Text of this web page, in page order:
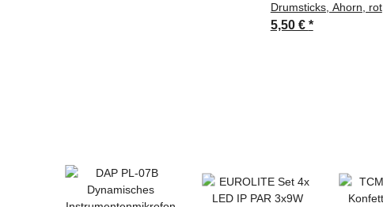
Drumsticks, Ahorn, rot
5,50 € *